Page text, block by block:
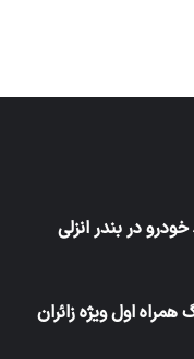
در بندر انزلی
اول ویژه زائران